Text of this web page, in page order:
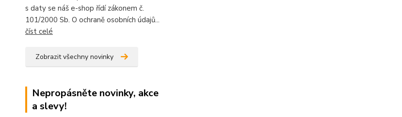
s daty se náš e-shop řídí zákonem č.
101/2000 Sb. O ochraně osobních údajů...
číst celé
Zobrazit všechny novinky
Nepropásněte novinky, akce
a slevy!